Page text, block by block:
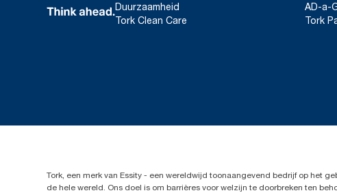
Duurzaamheid
Tork Clean Care
AD-a-
Tork
Tork, een merk van Essity - een wereldwijd toonaangevend bedrijf op het
de hele wereld. Ons doel is om barrières voor welzijn te doorbreken ten